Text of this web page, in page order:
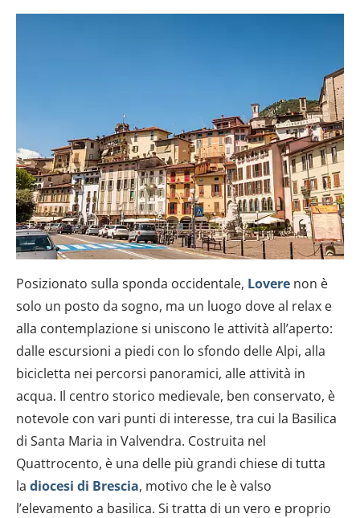
Posizionato sulla sponda occidentale, Lovere non è
solo un posto da sogno, ma un luogo dove al relax e
alla contemplazione si uniscono le attività all’aperto:
dalle escursioni a piedi con lo sfondo delle Alpi, alla
bicicletta nei percorsi panoramici, alle attività in
acqua. Il centro storico medievale, ben conservato, è
notevole con vari punti di interesse, tra cui la Basilica
di Santa Maria in Valvendra. Costruita nel
Quattrocento, è una delle più grandi chiese di tutta
la diocesi di Brescia, motivo che le è valso
l’elevamento a basilica. Si tratta di un vero e proprio